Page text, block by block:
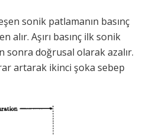
sonik patlamanın basınç
alır. Aşırı basınç ilk sonik
sonra doğrusal olarak azalır.
artarak ikinci şoka sebep